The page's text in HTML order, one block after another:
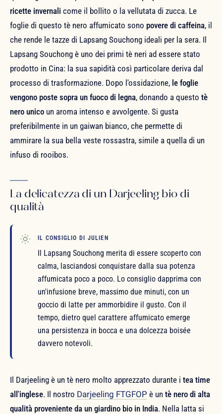
ricette invernali come il bollito o la vellutata di zucca. Le
foglie di questo tè nero affumicato sono povere di caffeina, il
che rende le tazze di Lapsang Souchong ideali per la sera. Il
Lapsang Souchong è uno dei primi tè neri ad essere stato
prodotto in Cina: la sua sapidità così particolare deriva dal
processo di trasformazione. Dopo l'ossidazione, le foglie
vengono poste sopra un fuoco di legna, donando a questo tè
nero unico un aroma intenso e avvolgente. Si gusta
preferibilmente in un gaiwan bianco, che permette di
ammirare la sua bella veste rossastra, simile a quella di un
infuso di rooibos.
La delicatezza di un Darjeeling bio di
qualità
IL CONSIGLIO DI JULIEN
Il Lapsang Souchong merita di essere scoperto con
calma, lasciandosi conquistare dalla sua potenza
affumicata poco a poco. Lo consiglio dapprima con
un'infusione breve, massimo due minuti, con un
goccio di latte per ammorbidire il gusto. Con il
tempo, dietro quel carattere affumicato emerge
una persistenza in bocca e una dolcezza boisée
davvero notevoli.
Il Darjeeling è un tè nero molto apprezzato durante i tea time
all'inglese. Il nostro Darjeeling FTGFOP è un tè nero di alta
qualità proveniente da un giardino bio in India. Nella latta si